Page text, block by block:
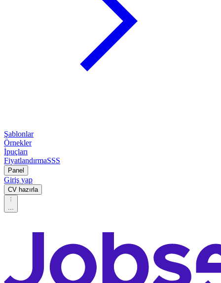
Şablonlar
Örnekler
İpuçları
FiyatlandırmaSSS
Panel
Giriş yap
CV hazırla
...